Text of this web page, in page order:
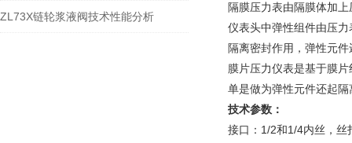
ZL73X链轮浆液阀技术性能分析
隔膜压力表由隔膜体加
仪表头中弹性组件由压
隔离密封作用，弹性元
膜片压力仪表是基于膜
单是做为弹性元件还起
技术参数：
接口：1/2和1/4内丝，丝